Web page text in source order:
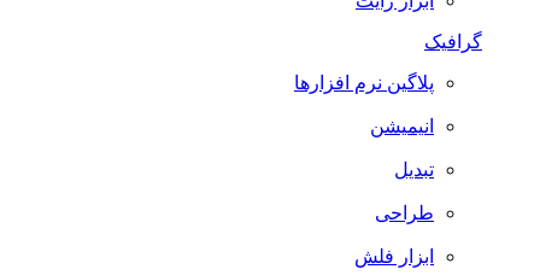
گرافیک
پلاگین نرم افزارها
انیمیشن
تبدیل
طراحی
ابزار فلش